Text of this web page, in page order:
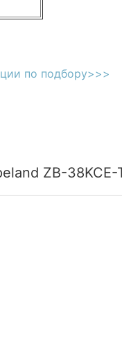
по подбору>>>
ZB-38KCE-